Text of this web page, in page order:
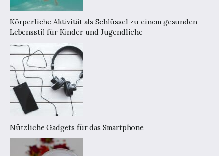
Körperliche Aktivität als Schlüssel zu einem gesunden
Lebensstil für Kinder und Jugendliche
Nützliche Gadgets für das Smartphone